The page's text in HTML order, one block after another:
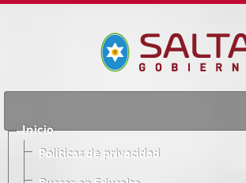
Inicio
Políticas de privacidad